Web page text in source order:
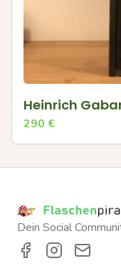
Heinrich
290 €
Dein Social